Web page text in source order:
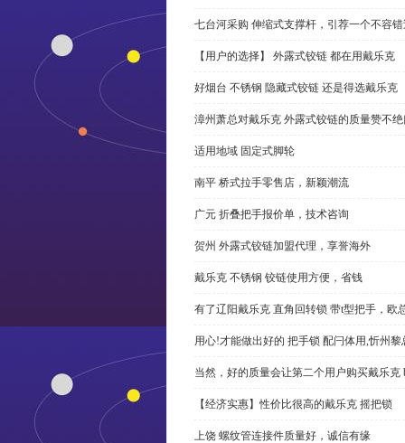
七台河采购 伸缩式支撑杆，引荐一个不容
【用户的选择】 外露式铰链 都在用戴乐克
好烟台 不锈钢 隐藏式铰链 还是得选戴乐克
漳州萧总对戴乐克 外露式铰链的质量赞不
适用地域 固定式脚轮
南平 桥式拉手零售店，新颖潮流
广元 折叠把手报价单，技术咨询
贺州 外露式铰链加盟代理，享誉海外
戴乐克 不锈钢 铰链使用方便，省钱
有了辽阳戴乐克 直角回转锁 带t型把手，欧
用心!才能做出好的 把手锁 配闩体用,忻州黎
当然，好的质量会让第二个用户购买戴乐克
【经济实惠】性价比很高的戴乐克 摇把锁
上饶 螺纹管连接件质量好，诚信有缘